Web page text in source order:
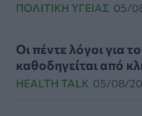
ΠΟΛΙΤΙΚΉ ΥΓΕΊΑΣ 05/
Οι πέντε λόγοι για
καθοδηγείται από
HEALTH TALK 05/08/